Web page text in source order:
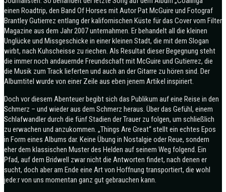
einen Roadtrip, den Band Of Horses mit Autor Pat McGuire und Fotograf
Brantley Gutierrez entlang der kalifornischen Küste für das Cover vom Filter
Magazine aus dem Jahr 2007 unternahmen. Er behandelt all die kleinen
Unglücke und Missgeschicke in einer kleinen Stadt, die mit dem Slogan
wirbt, nach Kuhscheisse zu riechen. Als Resultat dieser Begegnung steht
die immer noch andauernde Freundschaft mit McGuire und Gutierrez, die
die Musik zum Track lieferten und auch an der Gitarre zu hören sind. Der
Albumtitel wurde von einer Zeile aus eben jenem Artikel inspiriert.
Doch vor diesem Abenteuer begibt sich das Publikum auf eine Reise in den
Schmerz – und wieder aus dem Schmerz heraus. Über das Gefühl, einem
Schlafwandler durch die fünf Stadien der Trauer zu folgen, um schließlich
zu erwachen und anzukommen. „Things Are Great“ stellt ein echtes Epos
in Form eines Albums dar. Keine Übung in Nostalgie oder Reue, sondern
eher dem klassischen Muster des Helden auf seinem Weg folgend. Ein
Pfad, auf dem Bridwell zwar nicht die Antworten findet, nach denen er
sucht, doch aber am Ende eine Art von Hoffnung transportiert, die wohl
jede:r von uns momentan ganz gut gebrauchen kann.